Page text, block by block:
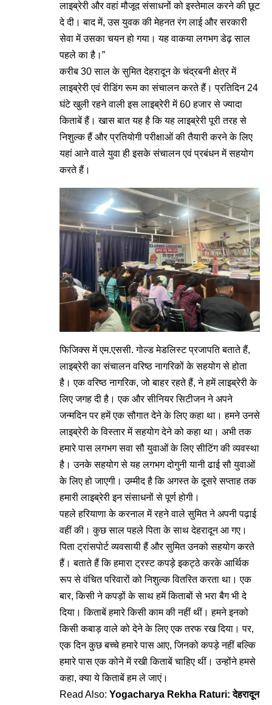
लाइब्रेरी और वहां मौजूद संसाधनों को इस्तेमाल करने की छूट
दे दी। बाद में, उस युवक की मेहनत रंग लाई और सरकारी
सेवा में उसका चयन हो गया। यह वाकया लगभग डेढ़ साल
पहले का है।”
करीब 30 साल के सुमित देहरादून के चंद्रबनी क्षेत्र में
लाइब्रेरी एवं रीडिंग रूम का संचालन करते हैं। प्रतिदिन 24
घंटे खुली रहने वाली इस लाइब्रेरी में 60 हजार से ज्यादा
किताबें हैं। खास बात यह है कि यह लाइब्रेरी पूरी तरह से
निशुल्क हैं और प्रतियोगी परीक्षाओं की तैयारी करने के लिए
यहां आने वाले युवा ही इसके संचालन एवं प्रबंधन में सहयोग
करते हैं।
फिजिक्स में एम.एससी. गोल्ड मेडलिस्ट प्रजापति बताते हैं,
लाइब्रेरी का संचालन वरिष्ठ नागरिकों के सहयोग से होता
है। एक वरिष्ठ नागरिक, जो बाहर रहते हैं, ने हमें लाइब्रेरी के
लिए जगह दी है। एक और सीनियर सिटीजन ने अपने
जन्मदिन पर हमें एक सौगात देने के लिए कहा था। हमने उनसे
लाइब्रेरी के विस्तार में सहयोग देने को कहा था। अभी तक
हमारे पास लगभग सवा सौ युवाओं के लिए सीटिंग की व्यवस्था
है। उनके सहयोग से यह लगभग दोगुनी यानी ढाई सौ युवाओं
के लिए हो जाएगी। उम्मीद है कि अगस्त के दूसरे सप्ताह तक
हमारी लाइब्रेरी इन संसाधनों से पूर्ण होगी।
पहले हरियाणा के करनाल में रहने वाले सुमित ने अपनी पढ़ाई
वहीं की। कुछ साल पहले पिता के साथ देहरादून आ गए।
पिता ट्रांसपोर्ट व्यवसायी हैं और सुमित उनको सहयोग करते
हैं। बताते हैं कि हमारा ट्रस्ट कपड़े इकट्ठे करके आर्थिक
रूप से वंचित परिवारों को निशुल्क वितरित करता था। एक
बार, किसी ने कपड़ों के साथ हमें किताबों से भरा बैग भी दे
दिया। किताबें हमारे किसी काम की नहीं थीं। हमने इनको
किसी कबाड़ वाले को देने के लिए एक तरफ रख दिया। पर,
एक दिन कुछ बच्चे हमारे पास आए, जिनको कपड़े नहीं बल्कि
हमारे पास एक कोने में रखी किताबें चाहिए थीं। उन्होंने हमसे
कहा, क्या ये किताबें हम ले जाएं।
Read Also: Yogacharya Rekha Raturi: देहरादून